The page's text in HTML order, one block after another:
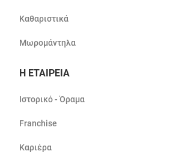
Καθαριστικά
Μωρομάντηλα
Η ΕΤΑΙΡΕΙΑ
Ιστορικό - Όραμα
Franchise
Καριέρα